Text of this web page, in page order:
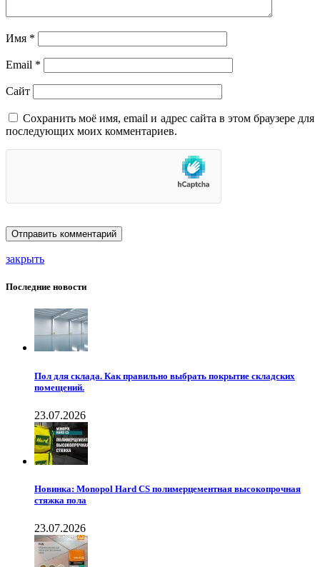
Имя *
Email *
Сайт
Сохранить моё имя, email и адрес сайта в этом браузере для
последующих моих комментариев.
закрыть
Последние новости
Пол для склада. Как правильно выбрать покрытие складских
помещений.
23.07.2026
Новинка: Monopol Hard CS полимерцементная высокопрочная
стяжка пола
23.07.2026